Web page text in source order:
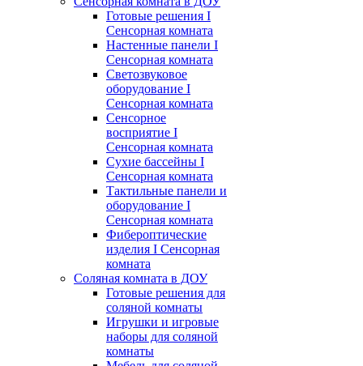
Готовые решения I
Сенсорная комната
Настенные панели I
Сенсорная комната
Светозвуковое
оборудование I
Сенсорная комната
Сенсорное
восприятие I
Сенсорная комната
Сухие бассейны I
Сенсорная комната
Тактильные панели и
оборудование I
Сенсорная комната
Фибероптические
изделия I Сенсорная
комната
Соляная комната в ДОУ
Готовые решения для
соляной комнаты
Игрушки и игровые
наборы для соляной
комнаты